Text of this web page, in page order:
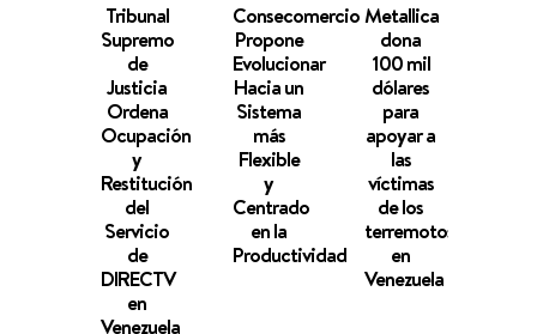
Tribunal
Supremo
de
Justicia
Ordena
Ocupación
y
Restitución
del
Servicio
de
DIRECTV
en
Venezuela
Consecomercio
Propone
Evolucionar
Hacia un
Sistema
más
Flexible
y
Centrado
en la
Productividad
Metallica
dona
100 mil
dólares
para
apoyar a
las
víctimas
de los
terremotos
en
Venezuela